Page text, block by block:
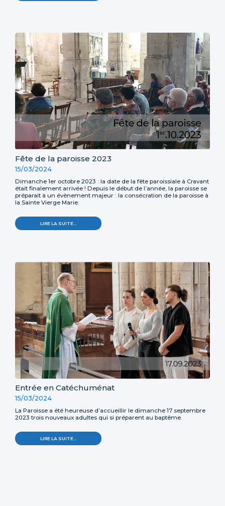
-
Fête de la paroisse 2023
15/03/2024
Dimanche 1er octobre 2023 : la date de la fête paroissiale à Cravant
était finalement arrivée ! Depuis le début de l’année, la paroisse se
préparait à un évènement majeur : la consécration de la paroisse à
la Sainte Vierge Marie.
FÊTE
DE
-
LIRE LA SUITE…
Entrée en Catéchuménat
15/03/2024
La Paroisse a été heureuse d’accueillir le dimanche 17 septembre
2023 trois nouveaux adultes qui si préparent au baptême.
ENTRÉE
EN
LIRE LA SUITE…